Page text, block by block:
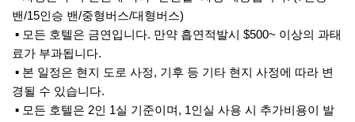
밴/15인승 밴/중형버스/대형버스)
▪ 모든 호텔은 금연입니다. 만약 흡연적발시 $500~ 이상의 과태
료가 부과됩니다.
▪ 본 일정은 현지 도로 사정, 기후 등 기타 현지 사정에 따라 변
경될 수 있습니다.
▪ 모든 호텔은 2인 1실 기준이며, 1인실 사용 시 추가비용이 발